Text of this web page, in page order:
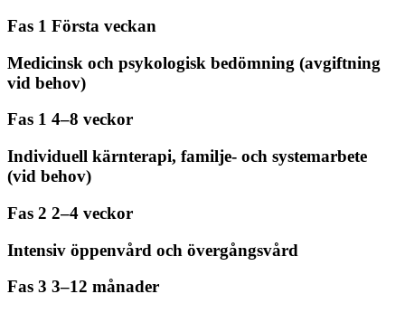
Fas 1 Första veckan
Medicinsk och psykologisk bedömning (avgiftning
vid behov)
Fas 1 4–8 veckor
Individuell kärnterapi, familje- och systemarbete
(vid behov)
Fas 2 2–4 veckor
Intensiv öppenvård och övergångsvård
Fas 3 3–12 månader